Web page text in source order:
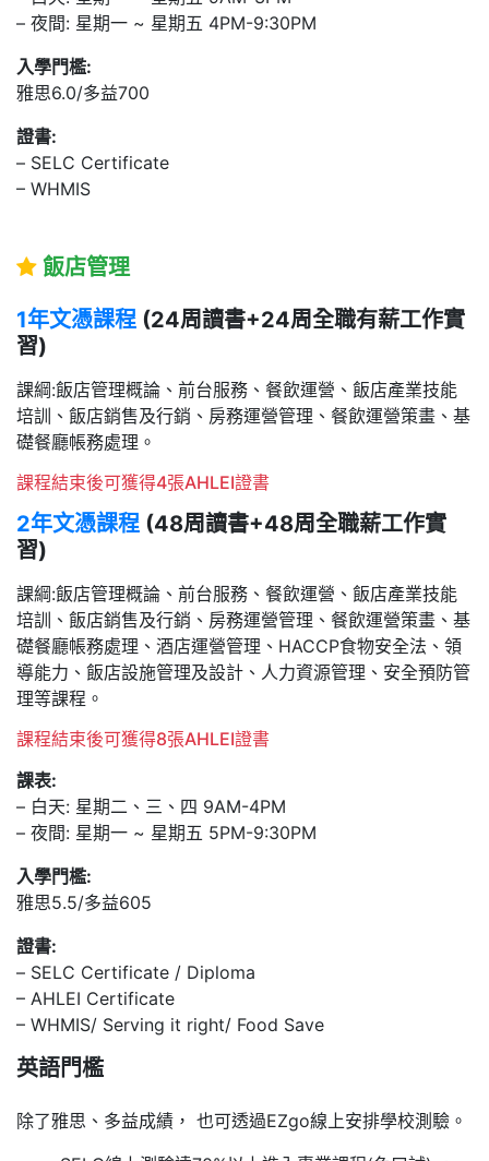
– 夜間: 星期一 ~ 星期五 4PM-9:30PM
入學門檻:
雅思6.0/多益700
證書:
– SELC Certificate
– WHMIS
飯店管理
1年文憑課程 (24周讀書+24周全職有薪工作實
習)
課綱:飯店管理概論、前台服務、餐飲運營、飯店產業技能
培訓、飯店銷售及行銷、房務運營管理、餐飲運營策畫、基
礎餐廳帳務處理。
課程結束後可獲得4張AHLEI證書
2年文憑課程 (48周讀書+48周全職薪工作實
習)
課綱:飯店管理概論、前台服務、餐飲運營、飯店產業技能
培訓、飯店銷售及行銷、房務運營管理、餐飲運營策畫、基
礎餐廳帳務處理、酒店運營管理、HACCP食物安全法、領
導能力、飯店設施管理及設計、人力資源管理、安全預防管
理等課程。
課程結束後可獲得8張AHLEI證書
課表:
– 白天: 星期二、三、四 9AM-4PM
– 夜間: 星期一 ~ 星期五 5PM-9:30PM
入學門檻:
雅思5.5/多益605
證書:
– SELC Certificate / Diploma
– AHLEI Certificate
– WHMIS/ Serving it right/ Food Save
英語門檻
除了雅思、多益成績， 也可透過EZgo線上安排學校測驗。